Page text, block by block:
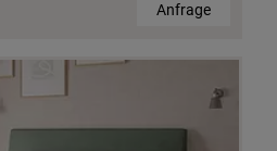
Anfrage